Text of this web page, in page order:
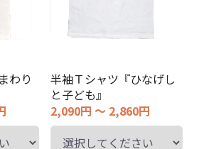
わり
半袖Ｔシャツ『ひなげし
と子ども』
2,090円 ～ 2,860円